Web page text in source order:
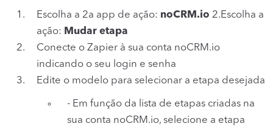
Escolha a 2a app de ação: noCRM.io 2.Escolha a
ação: Mudar etapa
Conecte o Zapier à sua conta noCRM.io
indicando o seu login e senha
Edite o modelo para selecionar a etapa desejada
- Em função da lista de etapas criadas na
sua conta noCRM.io, selecione a etapa